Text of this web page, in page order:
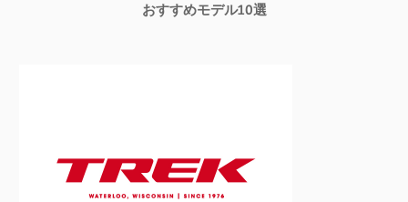
おすすめモデル10選